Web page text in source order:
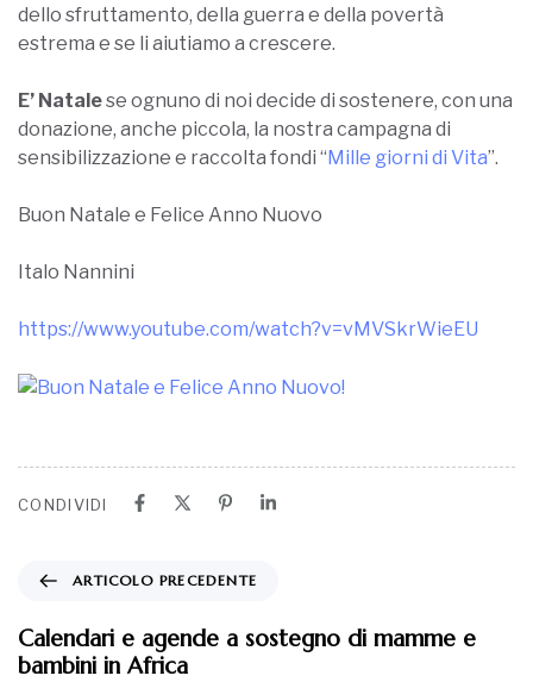
dello sfruttamento, della guerra e della povertà
estrema e se li aiutiamo a crescere.
E’ Natalese ognuno di noi decide di sostenere, con una
donazione, anche piccola, la nostra campagna di
sensibilizzazione e raccolta fondi “ Mille giorni di Vita”.
Buon Natale e Felice Anno Nuovo
Italo Nannini
https://www.youtube.com/watch?v=vMVSkrWieEU
CONDIVIDI
ARTICOLO PRECEDENTE
Calendari e agende a sostegno di mamme e
bambini in Africa